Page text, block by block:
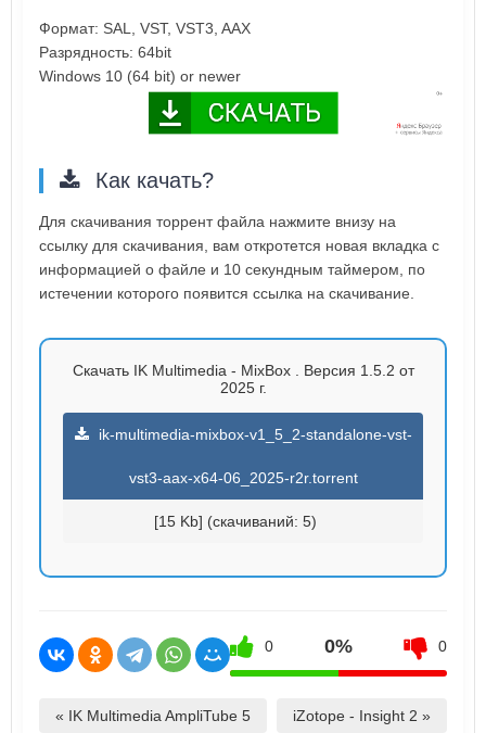
Формат: SAL, VST, VST3, AAX
Разрядность: 64bit
Windows 10 (64 bit) or newer
Как качать?
Для скачивания торрент файла нажмите внизу на
ссылку для скачивания, вам откротется новая вкладка с
информацией о файле и 10 секундным таймером, по
истечении которого появится ссылка на скачивание.
Скачать IK Multimedia - MixBox . Версия 1.5.2 от
2025 г.
ik-multimedia-mixbox-v1_5_2-standalone-vst-
vst3-aax-x64-06_2025-r2r.torrent
[15 Kb] (cкачиваний: 5)
0 0% 0
« IK Multimedia AmpliTube 5 iZotope - Insight 2 »